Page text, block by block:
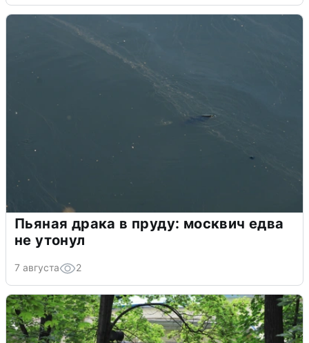
Пьяная драка в пруду: москвич едва
не утонул
7 августа 2